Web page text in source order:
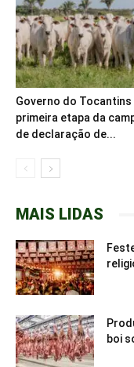
Governo do Tocantins
primeira etapa da
de declaração de...
MAIS LIDAS
boi